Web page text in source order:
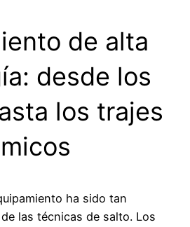
de alta
desde los
los trajes
ha sido tan
las técnicas de salto. Los